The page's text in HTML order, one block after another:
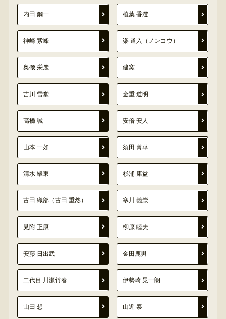
内田 鋼一 植葉 香澄
神崎 紫峰 楽 道入（ノンコウ）
奥磯 栄麓 建窯
吉川 雪堂 金重 道明
高橋 誠 安倍 安人
山本 一如 須田 菁華
清水 翠東 杉浦 康益
古田 織部（古田 重然） 寒川 義崇
見附 正康 柳原 睦夫
安藤 日出武 金田鹿男
二代目 川瀬竹春 伊勢崎 晃一朗
山田 想 山近 泰